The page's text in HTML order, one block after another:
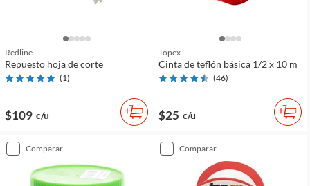
Redline
Repuesto hoja de corte
(1)
$109 c/u
Topex
Cinta de teflón básica 1/2 x 10 m
(46)
$25 c/u
comparar comparar